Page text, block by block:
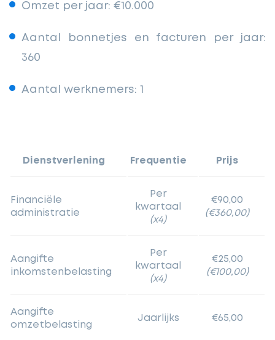
Omzet per jaar: €10.000
Aantal bonnetjes en facturen per jaar:
360
Aantal werknemers: 1
Dienstverlening Frequentie Prijs
Financiële
administratie
Per
kwartaal
(x4)
€90,00
(€360,00)
Aangifte
inkomstenbelasting
Per
kwartaal
(x4)
€25,00
(€100,00)
Aangifte
omzetbelasting
Jaarlijks €65,00